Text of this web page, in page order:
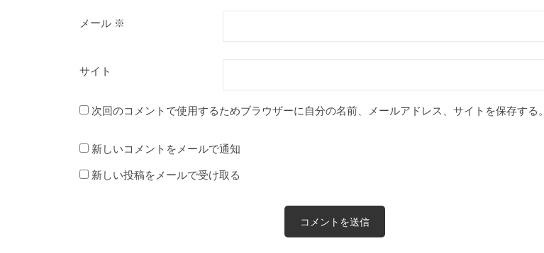
メール ※
サイト
次回のコメントで使用するためブラウザーに自分の名前、メールアドレス、サイトを保存する。
新しいコメントをメールで通知
新しい投稿をメールで受け取る